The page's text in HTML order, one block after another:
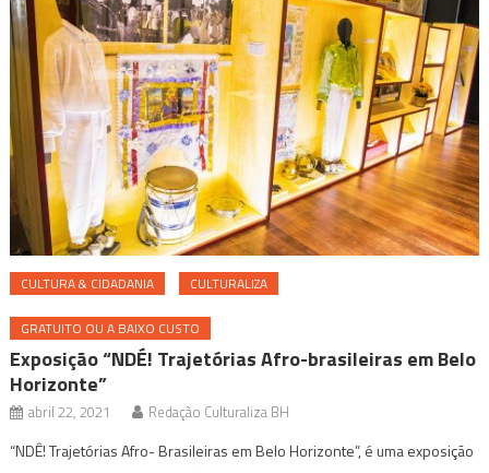
CULTURA & CIDADANIA CULTURALIZA
GRATUITO OU A BAIXO CUSTO
Exposição “NDÉ! Trajetórias Afro-brasileiras em Belo
Horizonte”
abril 22, 2021 Redação Culturaliza BH
“NDÊ! Trajetórias Afro- Brasileiras em Belo Horizonte”, é uma exposição